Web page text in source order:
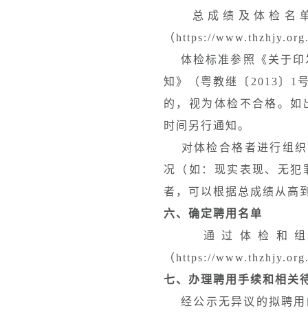
总成绩及体检名单
（https://
体检标准参照《关于印
知》（粤教继〔2013〕1
的，视为体检不合格。
时间另行通知。
对体检合格者进行组织
况（如：现实表现、无
者，可以根据总成绩从高
六、确定聘用名单
通过体检和组
（https://
七、办理聘用手续和相关
经公示无异议的拟聘用